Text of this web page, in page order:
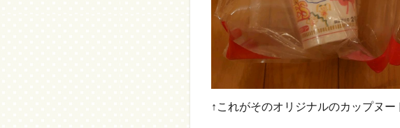
↑これがそのオリジナルのカップヌ